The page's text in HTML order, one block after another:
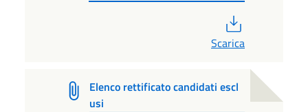
Scarica
Elenco rettificato candidati escl
usi